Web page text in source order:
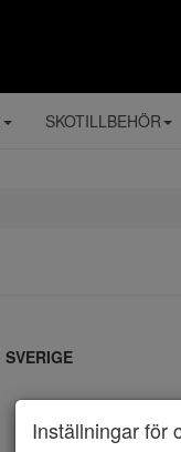
SKOTILLBEHÖR
Inställningar för